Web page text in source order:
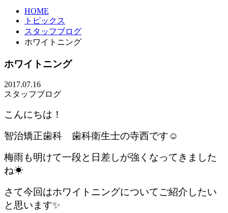
HOME
トピックス
スタッフブログ
ホワイトニング
ホワイトニング
2017.07.16
スタッフブログ
こんにちは！
智治矯正歯科 歯科衛生士の寺西です☺
梅雨も明けて一段と日差しが強くなってきました
ね☀
さて今回はホワイトニングについてご紹介したい
と思います✨